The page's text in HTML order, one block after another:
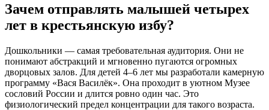
Зачем отправлять малышей четырех
лет в крестьянскую избу?
Дошкольники — самая требовательная аудитория. Они не
понимают абстракций и мгновенно пугаются огромных
дворцовых залов. Для детей 4–6 лет мы разработали камерную
программу «Вася Василёк». Она проходит в уютном Музее
сословий России и длится ровно один час. Это
физиологический предел концентрации для такого возраста.